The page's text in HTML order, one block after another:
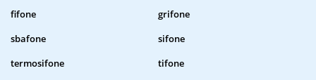
fifone
grifone
sbafone
sifone
termosifone
tifone